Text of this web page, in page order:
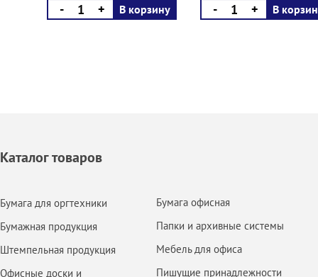
- + В корзину - + В
Каталог товаров
Бумага для оргтехники
Бумажная продукция
Штемпельная продукция
Офисные доски и
Бумага офисная
Папки и архивные системы
Мебель для офиса
Пишущие принадлежности